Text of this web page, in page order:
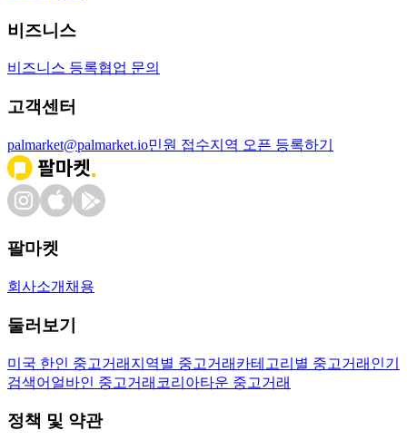
비즈니스
비즈니스 등록협업 문의
고객센터
palmarket@palmarket.io민원 접수지역 오픈 등록하기
팔마켓
회사소개 채용
둘러보기
미국 한인 중고거래 지역별 중고거래 카테고리별 중고거래 인기
검색어 얼바인 중고거래 코리아타운 중고거래
정책 및 약관